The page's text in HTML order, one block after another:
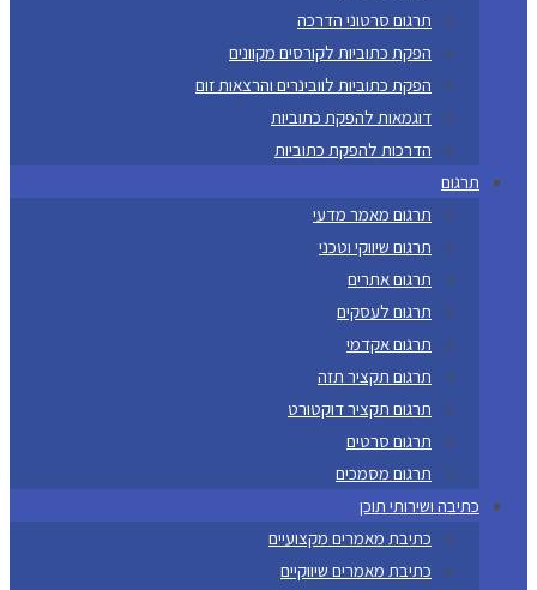
תרגום סרטוני הדרכה
הפקת כתוביות לקורסים מקוונים
הפקת כתוביות לוובינרים והרצאות זום
דוגמאות להפקת כתוביות
הדרכות להפקת כתוביות
תרגום
תרגום מאמר מדעי
תרגום שיווקי וטכני
תרגום אתרים
תרגום לעסקים
תרגום אקדמי
תרגום תקציר תזה
תרגום תקציר דוקטורט
תרגום סרטים
תרגום מסמכים
כתיבה ושירותי תוכן
כתיבת מאמרים מקצועיים
כתיבת מאמרים שיווקיים